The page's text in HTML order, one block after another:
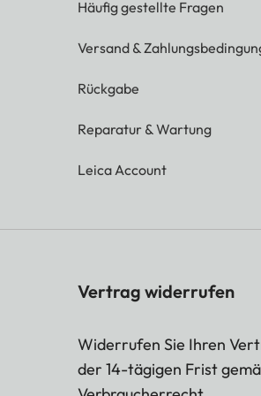
Häufig gestellte Fragen
Versand &
Rückgabe
Reparatur & Wartung
Leica Account
Vertrag widerrufen
Widerrufen Sie Ihren
der 14-tägigen Frist